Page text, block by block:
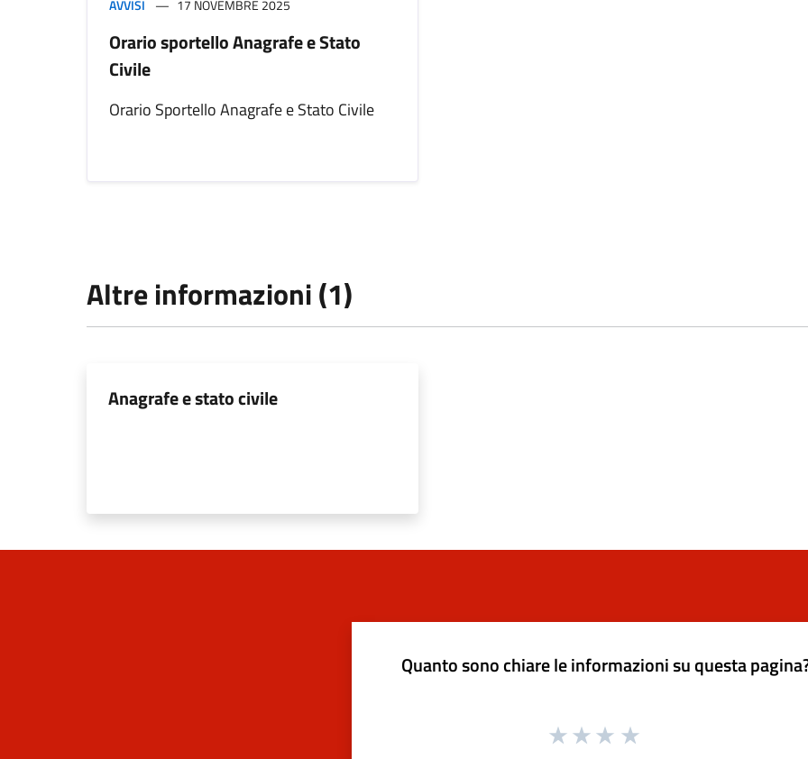
AVVISI 17 NOVEMBRE 2025
Orario sportello Anagrafe e Stato
Civile
Orario Sportello Anagrafe e Stato Civile
Altre informazioni (1)
Anagrafe e stato civile
Quanto sono chiare le informazioni su questa